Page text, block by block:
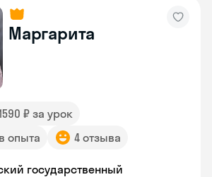
Маргарита
₽ за урок
опыта
4 отзыва
государственный